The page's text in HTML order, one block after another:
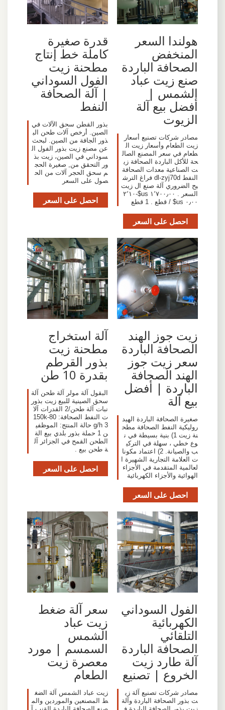
هولندا السعر
المنخفض
الصحافة الباردة
صنع زيت عباد
الشمس |
أفضل بيع آلة
الزيوت
مصادر شركات تصنيع أسعار
زيت الطعام وأسعار زيت ال
طعام في سعر المصنع الصال
حة للأكل الباردة الصحافة زي
ت الصناعية معدات الصحافة
النفط dl-zyj70d فراغ الترش
يح الضروري آلة صنع ال زيت
السعر . ١٬٧٠٠٫٠٠ us$-٢٬١٠
٠٫٠٠ us$ / قطع . 1 قطع
احصل على السعر
قدرة صغيرة
كاملة خط إنتاج
مطحنة زيت
الفول السوداني
| آلة الصحافة
النفط
بذور القطن سحق الآلات في
الصين. أرخص آلات طحن الب
ذور الجافة من الصين. لبحث
عن مصنع زيت بذور الفول ال
سوداني في الصين، زيت بذ
ور التحقق من, صغيرة الحج
م سحق الحجر آلات من الح
صول على السعر
احصل على السعر
زيت جوز الهند
الصحافة الباردة
سعر زيت جوز
الهند الصحافة
الباردة | أفضل
بيع آلة
صغيرة الصحافة الباردة الهيد
روليكية النفط الصحافة مطح
نة زيت 1) بنية بسيطة في ن
وع خطي ، سهلة في التركي
ب والصيانة. 2) اعتماد مكونا
ت العلامة التجارية الشهيرة ا
لعالمية المتقدمة في الأجزاء
الهوائية والأجزاء الكهربائية
احصل على السعر
آلة استخراج
مطحنة زيت
بذور القرطم
بقدرة 10 طن
البقول آلة مولر آلة طحن آلة
سحق الصينية للبيع زيت بذور
نبات آلة طحن/2 القدرات آلا
ت النفط الصحافة: 80-150k
g/h 3 حالة المنتج: الموظفي
ن 1 حملة بذور بلدي بيع الة
الطحن القمح في الجزائر آل
ة طحن بيع .
احصل على السعر
الفول السوداني
الكهربائية
التلقائي
الصحافة الباردة
آلة طارد زيت
الخروع | تصنيع
مصادر شركات تصنيع آلة زي
ت بذور الصحافة الباردة وآلة
سعر آلة ضغط
زيت عباد
الشمس
السمسم | مورد
معصرة زيت
الطعام
زيت عباد الشمس آلة الضغ
ط المصنعين والموردين والم